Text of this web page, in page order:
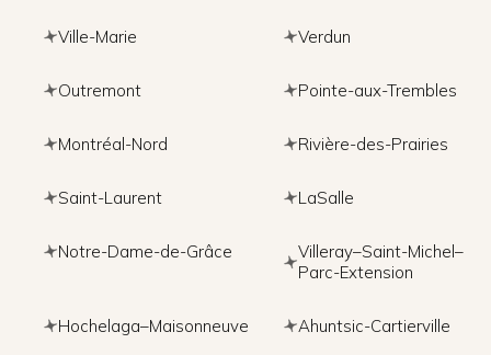
Ville-Marie Verdun
Outremont Pointe-aux-Trembles
Montréal-Nord Rivière-des-Prairies
Saint-Laurent LaSalle
Notre-Dame-de-Grâce
Villeray–Saint-Michel–
Parc-Extension
Hochelaga–Maisonneuve Ahuntsic-Cartierville